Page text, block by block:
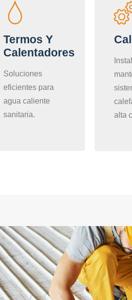
Termos Y
Calentadores
Soluciones
eficientes para
agua caliente
sanitaria.
alta